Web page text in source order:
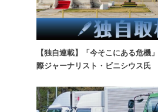
【独自連載】「今そこにある危
際ジャーナリスト・ビニシウス氏